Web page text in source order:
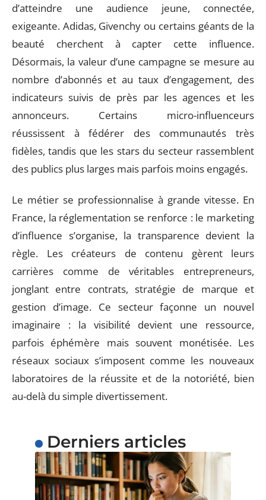
d’atteindre une audience jeune, connectée,
exigeante. Adidas, Givenchy ou certains géants de la
beauté cherchent à capter cette influence.
Désormais, la valeur d’une campagne se mesure au
nombre d’abonnés et au taux d’engagement, des
indicateurs suivis de près par les agences et les
annonceurs. Certains micro-influenceurs
réussissent à fédérer des communautés très
fidèles, tandis que les stars du secteur rassemblent
des publics plus larges mais parfois moins engagés.
Le métier se professionnalise à grande vitesse. En
France, la réglementation se renforce : le marketing
d’influence s’organise, la transparence devient la
règle. Les créateurs de contenu gèrent leurs
carrières comme de véritables entrepreneurs,
jonglant entre contrats, stratégie de marque et
gestion d’image. Ce secteur façonne un nouvel
imaginaire : la visibilité devient une ressource,
parfois éphémère mais souvent monétisée. Les
réseaux sociaux s’imposent comme les nouveaux
laboratoires de la réussite et de la notoriété, bien
au-delà du simple divertissement.
Derniers articles